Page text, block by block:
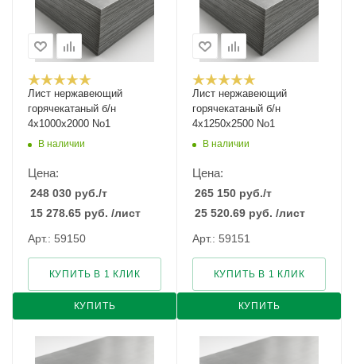
Лист нержавеющий
горячекатаный б/н
4х1000х2000 No1
В наличии
Цена:
248 030 руб./т
15 278.65 руб. /лист
Арт.: 59150
КУПИТЬ
КУПИТЬ В 1 КЛИК
Лист нержавеющий
горячекатаный б/н
4х1250х2500 No1
В наличии
Цена:
265 150 руб./т
25 520.69 руб. /лист
Арт.: 59151
КУПИТЬ
КУПИТЬ В 1 КЛИК